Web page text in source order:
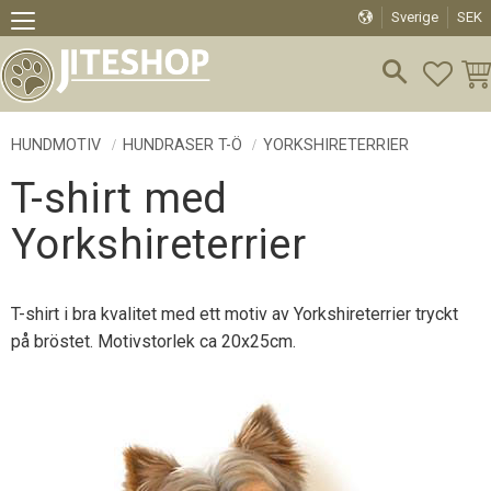
Meny
Sverige SEK
HUNDMOTIV HUNDRASER T-Ö YORKSHIRETERRIER
T-shirt med
Yorkshireterrier
T-shirt i bra kvalitet med ett motiv av Yorkshireterrier tryckt
på bröstet. Motivstorlek ca 20x25cm.